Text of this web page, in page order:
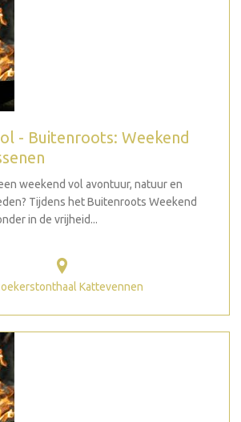
- Buitenroots: Weekend
weekend vol avontuur, natuur en
Tijdens het Buitenroots Weekend
in de vrijheid...
Kattevennen